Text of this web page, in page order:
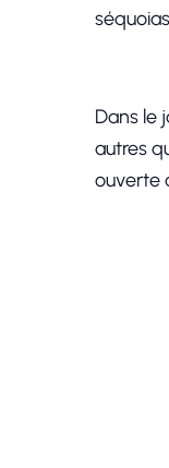
Dans le
autres
ouverte